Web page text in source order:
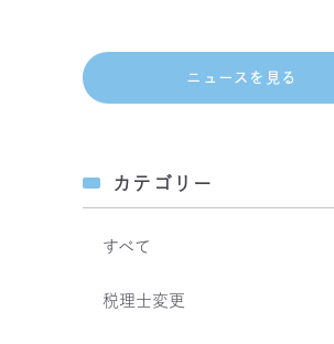
ニュースを見る
カテゴリー
すべて
税理士変更